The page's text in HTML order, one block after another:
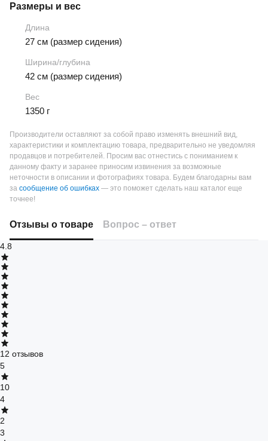
Размеры и вес
Длина
27 см (размер сидения)
Ширина/глубина
42 см (размер сидения)
Вес
1350 г
Производители оставляют за собой право изменять внешний вид,
характеристики и комплектацию товара, предварительно не уведомляя
продавцов и потребителей. Просим вас отнестись с пониманием к
данному факту и заранее приносим извинения за возможные
неточности в описании и фотографиях товара. Будем благодарны вам
за сообщение об ошибках — это поможет сделать наш каталог еще
точнее!
Отзывы о товаре Вопрос – ответ
4.8
12 отзывов
5
10
4
2
3